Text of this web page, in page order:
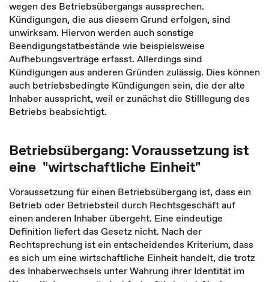
wegen des Betriebsübergangs aussprechen.
Kündigungen, die aus diesem Grund erfolgen, sind
unwirksam. Hiervon werden auch sonstige
Beendigungstatbestände wie beispielsweise
Aufhebungsverträge erfasst. Allerdings sind
Kündigungen aus anderen Gründen zulässig. Dies können
auch betriebsbedingte Kündigungen sein, die der alte
Inhaber ausspricht, weil er zunächst die Stilllegung des
Betriebs beabsichtigt.
Betriebsübergang: Voraussetzung ist
eine "wirtschaftliche Einheit"
Voraussetzung für einen Betriebsübergang ist, dass ein
Betrieb oder Betriebsteil durch Rechtsgeschäft auf
einen anderen Inhaber übergeht. Eine eindeutige
Definition liefert das Gesetz nicht. Nach der
Rechtsprechung ist ein entscheidendes Kriterium, dass
es sich um eine wirtschaftliche Einheit handelt, die trotz
des Inhaberwechsels unter Wahrung ihrer Identität im